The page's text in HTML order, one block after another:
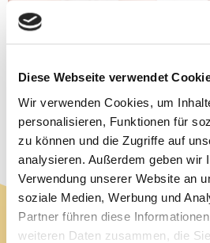
Diese Webseite verwendet
Wir verwenden Cookies, um
personalisieren, Funktionen für
zu können und die Zugriffe auf
analysieren. Außerdem geben wir
Verwendung unserer Website an
soziale Medien, Werbung und
Partner führen diese
weiteren Daten zusammen, die
Wenn ein neues Leben entsteht,
neues Kapitel. Dein Körper
mittendrin arbeiten Billionen von
Baumeister – sie formen, nähren,
das bestmöglich tun können,
und die richtigen Bausteine.
Finde